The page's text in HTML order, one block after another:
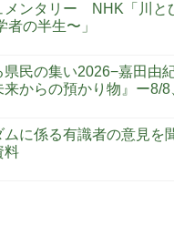
メンタリー NHK「川と
の半生〜」
民の集い2026−嘉田由
来からの預かり物』ー8/
に係る有識者の意見を
料